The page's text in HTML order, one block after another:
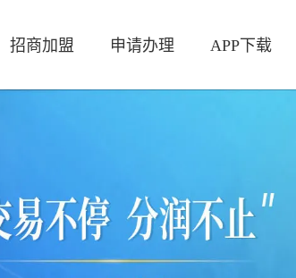
招商加盟 申请办理 APP下载